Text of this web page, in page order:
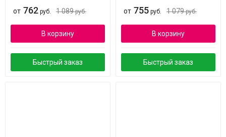
от 762 руб. 1 089 руб.
В корзину
Быстрый заказ
от 755 руб. 1 079 руб.
В корзину
Быстрый заказ